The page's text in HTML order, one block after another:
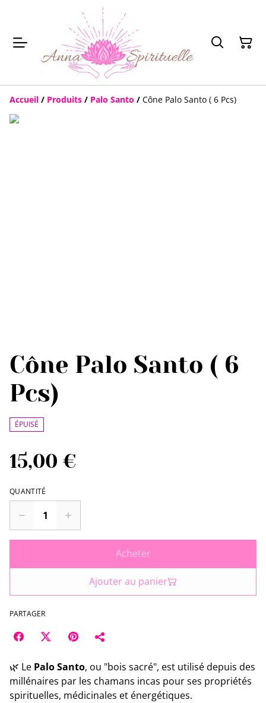
Accueil / Produits / Palo Santo / Cône Palo Santo ( 6 Pcs)
Cône Palo Santo ( 6
Pcs)
ÉPUISÉ
15,00 €
QUANTITÉ
Acheter
Ajouter au panier
PARTAGER
🌿 Le Palo Santo, ou "bois sacré", est utilisé depuis des
millénaires par les chamans incas pour ses propriétés
spirituelles, médicinales et énergétiques.